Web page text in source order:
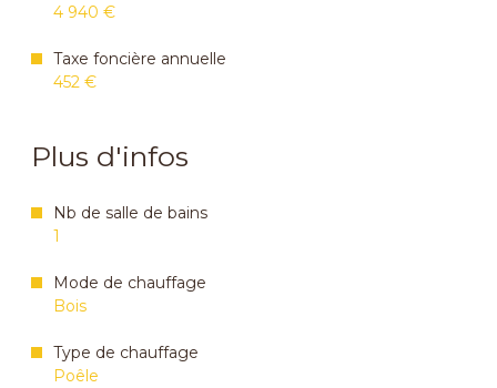
4 940 €
Taxe foncière annuelle
452 €
Plus d'infos
Nb de salle de bains
1
Mode de chauffage
Bois
Type de chauffage
Poêle